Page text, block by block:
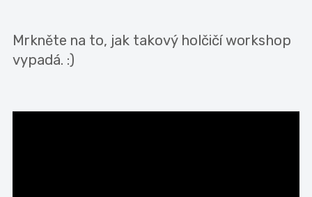
Mrkněte na to, jak takový holčičí workshop
vypadá. :)